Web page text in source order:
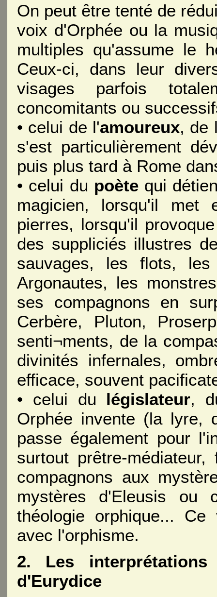
On peut être tenté de
voix d'Orphée ou la
multiples qu'assume le
Ceux-ci, dans leur
visages parfois
concomitants ou
• celui de l'amoureux, de
s'est particulièrement
puis plus tard à Rome
• celui du poètequi
magicien, lorsqu'il met
pierres, lorsqu'il
des suppliciés illustres
sauvages, les flots,
Argonautes, les
ses compagnons en
Cerbère, Pluton,
senti¬ments, de la
divinités infernales,
efficace, souvent
• celui du législateur,
Orphée invente (la lyre,
passe également pour
surtout prêtre-
compagnons aux
mystères d'Eleusis ou
théologie orphique...
avec l'orphisme.
2. Les
d'Eurydice